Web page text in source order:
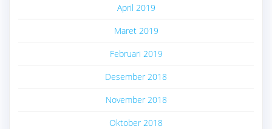
April 2019
Maret 2019
Februari 2019
Desember 2018
November 2018
Oktober 2018